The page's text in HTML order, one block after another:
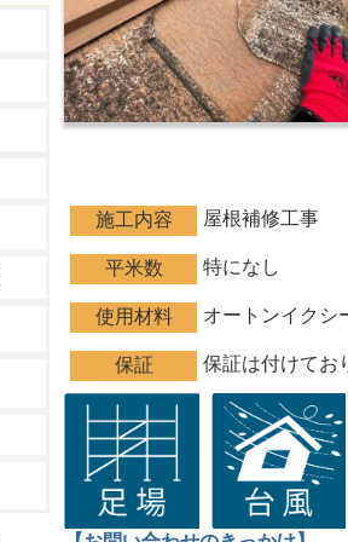
施工内容 屋根補修工事
平米数 特になし
使用材料 オートンイクシ
保証 保証は付けてお